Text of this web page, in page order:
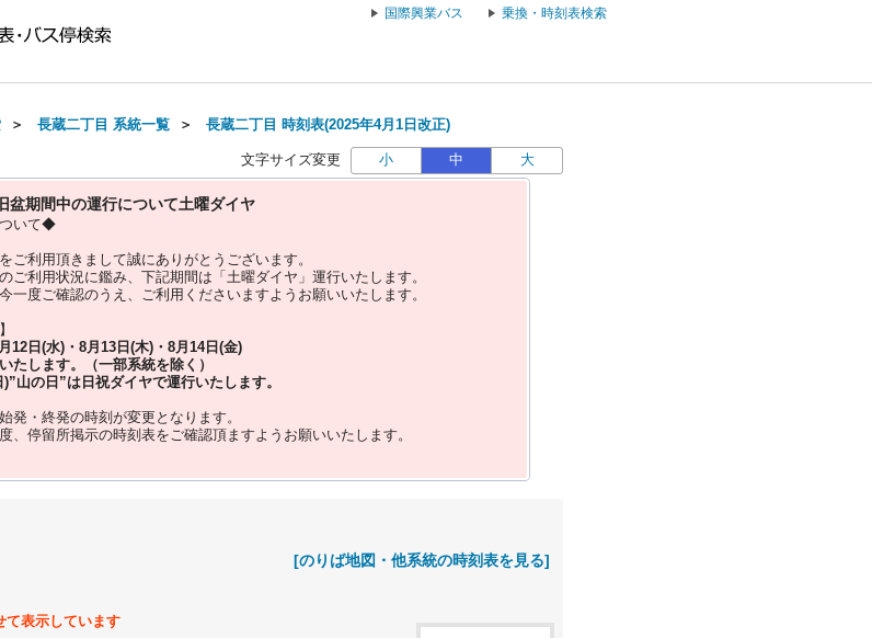
国際興業バス 乗換・時刻表検索
＞ 長蔵二丁目 系統一覧 ＞ 長蔵二丁目 時刻表(2025年4月1日改正)
文字サイズ変更 小 中 大
期間中の運行について土曜ダイヤ
いて◆
ご利用頂きまして誠にありがとうございます。
ご利用状況に鑑み、下記期間は「土曜ダイヤ」運行いたします。
一度ご確認のうえ、ご利用くださいますようお願いいたします。
12日(水)・8月13日(木)・8月14日(金)
たします。（一部系統を除く）
)”山の日 ”は 日祝ダイヤで運行いたします。
発・終発の時刻が変更となります。
、 停留所掲示の時刻表をご確認頂ますようお願いいたします。
[のりば地図・他系統の時刻表を見る]
て表示しています